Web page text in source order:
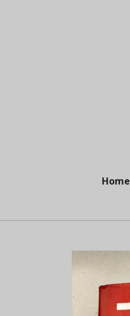
Home